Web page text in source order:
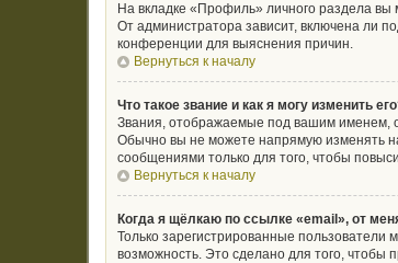
На вкладке «Профиль» личного раздела
От администратора зависит, включена ли
конференции для выяснения причин.
Вернуться к началу
Что такое звание и как я могу изменить
Звания, отображаемые под вашим именем,
Обычно вы не можете напрямую изменять
сообщениями только для того, чтобы
Вернуться к началу
Когда я щёлкаю по ссылке «email», от
Только зарегистрированные
возможность. Это сделано для того, чтобы